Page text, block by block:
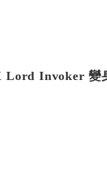
Lord Invoker 變